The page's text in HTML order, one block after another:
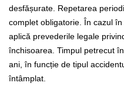
desfășurate. Repetarea
complet obligatorie. În cazul
aplică prevederile legale
închisoarea. Timpul petrecut
ani, în funcție de tipul
întâmplat.